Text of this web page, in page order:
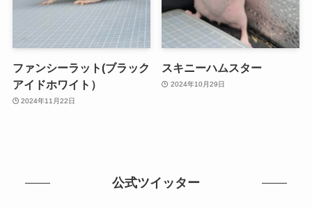
ファンシーラット(ブラック
アイドホワイト）
2024年11月22日
スキニーハムスター
2024年10月29日
公式ツイッター